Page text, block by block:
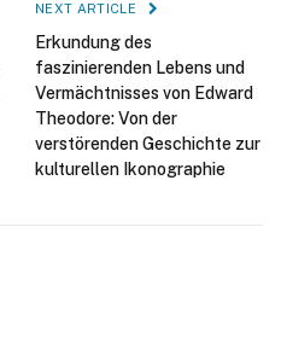
NEXT ARTICLE
Erkundung des
faszinierenden Lebens und
Vermächtnisses von Edward
Theodore: Von der
verstörenden Geschichte zur
kulturellen Ikonographie